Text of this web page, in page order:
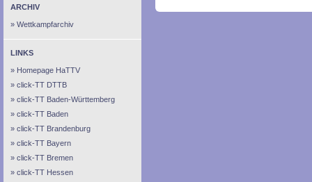
ARCHIV
Wettkampfarchiv
LINKS
Homepage HaTTV
click-TT DTTB
click-TT Baden-Württemberg
click-TT Baden
click-TT Brandenburg
click-TT Bayern
click-TT Bremen
click-TT Hessen